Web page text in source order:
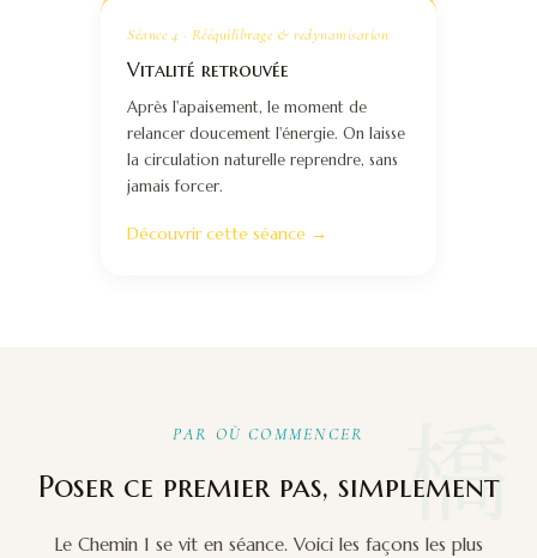
Séance 4 · Rééquilibrage & redynamisation
Vitalité retrouvée
Après l'apaisement, le moment de
relancer doucement l'énergie. On laisse
la circulation naturelle reprendre, sans
jamais forcer.
Découvrir cette séance →
橋
PAR OÙ COMMENCER
Poser ce premier pas, simplement
Le Chemin 1 se vit en séance. Voici les façons les plus